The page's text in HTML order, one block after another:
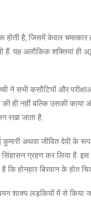
होती है, जिसमें केवल
यह अलौकिक शक्तियां ही
ने सभी कसौटियों और
ही नहीं बल्कि उसकी काया
रखा जाता है.
अथवा जीवित देवी के
ग्रहण कर लिया है. इस
कि होनहार बिरवान के होत
शाक्य लड़कियों में से किया